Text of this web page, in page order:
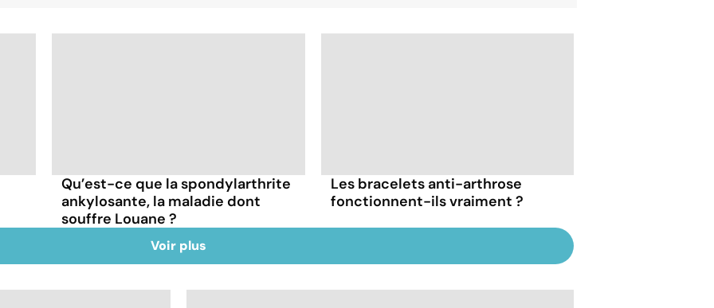
Qu’est-ce que la spondylarthrite
ankylosante, la maladie dont
souffre Louane ?
Les bracelets anti-arthrose
fonctionnent-ils vraiment ?
Voir plus